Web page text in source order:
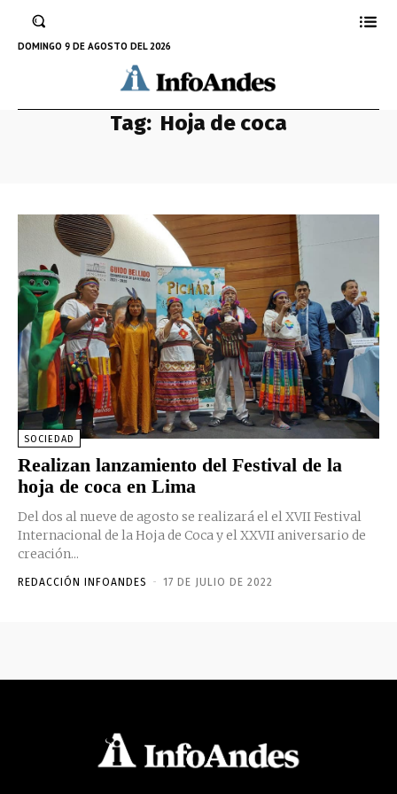
DOMINGO 9 DE AGOSTO DEL 2026
Tag: Hoja de coca
SOCIEDAD
Realizan lanzamiento del Festival de la
hoja de coca en Lima
Del dos al nueve de agosto se realizará el el XVII Festival
Internacional de la Hoja de Coca y el XXVII aniversario de
creación...
REDACCIÓN INFOANDES - 17 DE JULIO DE 2022